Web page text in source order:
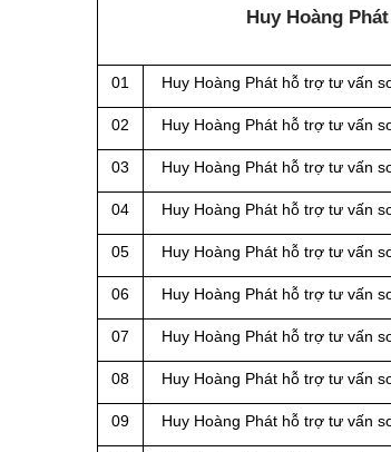
Huy Hoàng
01 Huy Hoàng Phát hỗ trợ tư vấn
02 Huy Hoàng Phát hỗ trợ tư vấn
03 Huy Hoàng Phát hỗ trợ tư vấn
04 Huy Hoàng Phát hỗ trợ tư vấn
05 Huy Hoàng Phát hỗ trợ tư vấn
06 Huy Hoàng Phát hỗ trợ tư vấn
07 Huy Hoàng Phát hỗ trợ tư vấn
08 Huy Hoàng Phát hỗ trợ tư vấn
09 Huy Hoàng Phát hỗ trợ tư vấn